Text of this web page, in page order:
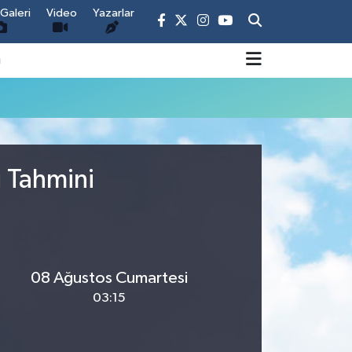
Video Yazarlar
Tahmini
08 Ağustos Cumartesi
03:15